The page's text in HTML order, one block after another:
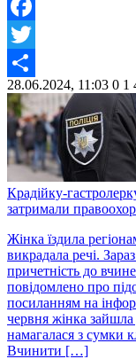
Facebook
Twitter
Share
28.06.2024, 11:03 0 1
Крадійку-
затримали
Жінка їздила
викрадала речі.
причетність до
повідомлено про
посиланням на
червня жінка
намагалася з сумки
Вчинити […]